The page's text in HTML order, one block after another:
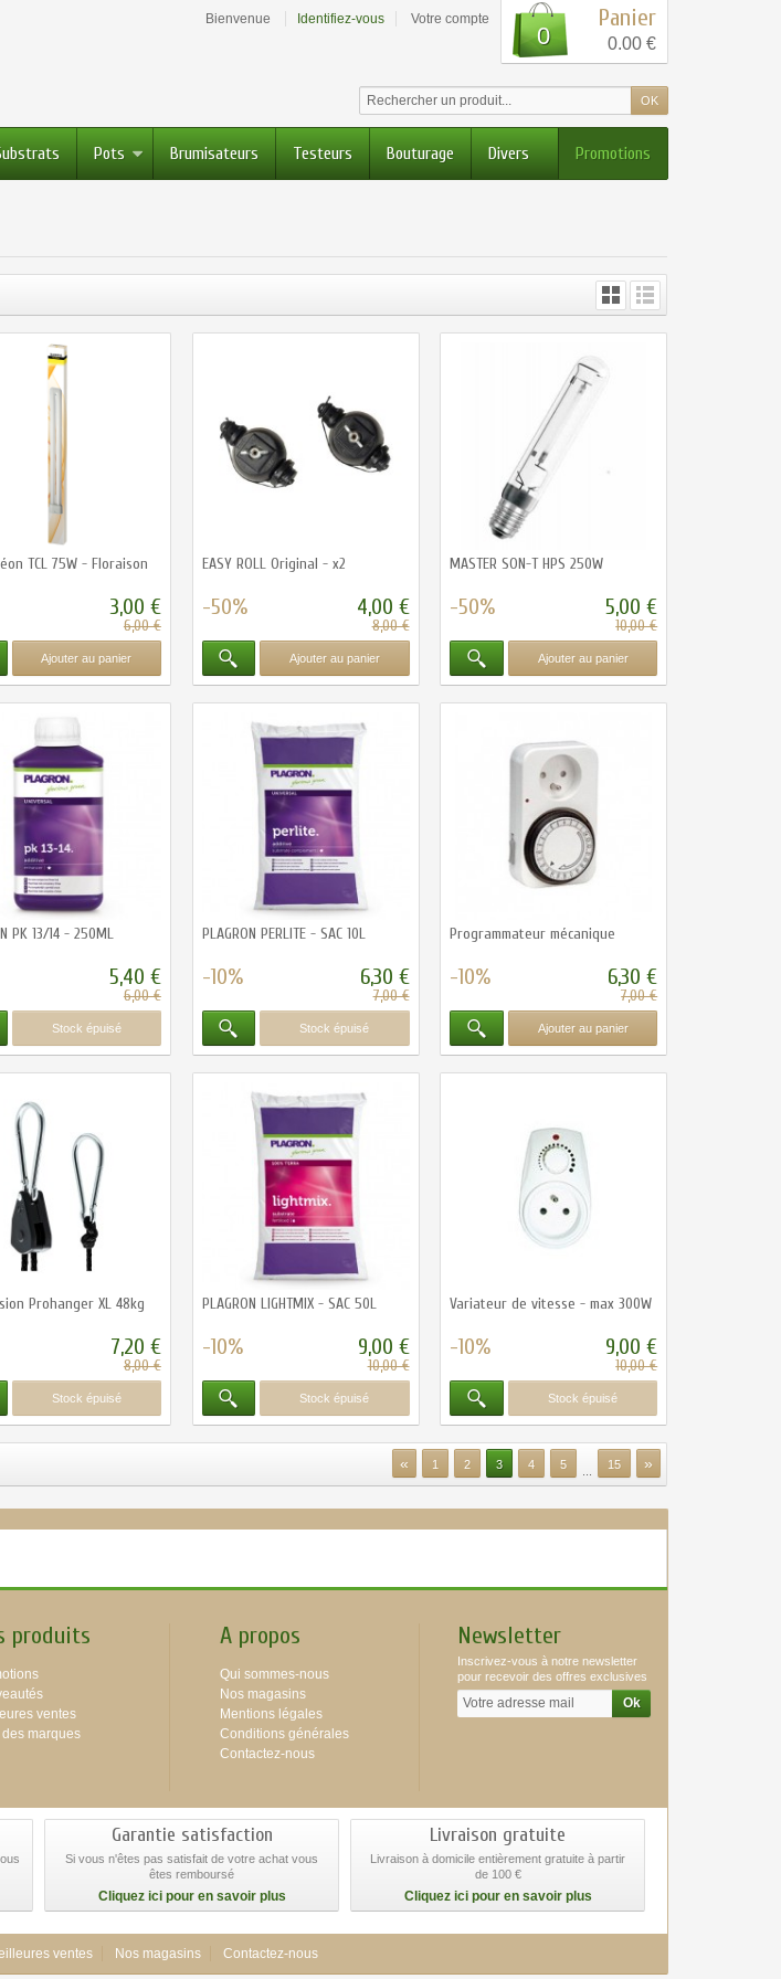
Bienvenue Identifiez-vous Votre compte Panier
0 0.00 €
Promotions
Pots Brumisateurs Testeurs Bouturage Divers
TCL 75W - Floraison
3,00 €
6,00 €
Ajouter au panier
EASY ROLL Original - x2
-50% 4,00 €
8,00 €
Ajouter au panier
MASTER SON-T HPS 250W
-50% 5,00 €
10,00 €
Ajouter au panier
PK 13/14 - 250ML
5,40 €
6,00 €
Stock épuisé
PLAGRON PERLITE - SAC 10L
-10% 6,30 €
7,00 €
Stock épuisé
Programmateur mécanique
-10% 6,30 €
7,00 €
Ajouter au panier
Prohanger XL 48kg
7,20 €
8,00 €
Stock épuisé
PLAGRON LIGHTMIX - SAC 50L
-10% 9,00 €
10,00 €
Stock épuisé
Variateur de vitesse - max 300W
-10% 9,00 €
10,00 €
Stock épuisé
« 1 2 3 4 5 15 »
produits
ventes
des marques
A propos
Qui sommes-nous
Nos magasins
Mentions légales
Conditions générales
Contactez-nous
Newsletter
Inscrivez-vous à notre newsletter
pour recevoir des offres exclusives
Garantie satisfaction
Si vous n'êtes pas satisfait de votre achat vous
êtes remboursé
Cliquez ici pour en savoir plus
Livraison gratuite
Livraison à domicile entièrement gratuite à partir
de 100 €
Cliquez ici pour en savoir plus
ventes Nos magasins Contactez-nous